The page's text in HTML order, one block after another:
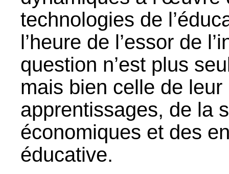
technologies de
l’heure de l’essor de
question n’est plus
mais bien celle de
apprentissages, de la
économiques et des
éducative.